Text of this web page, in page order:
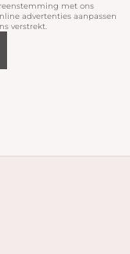
met ons
advertenties aanpassen
verstrekt.